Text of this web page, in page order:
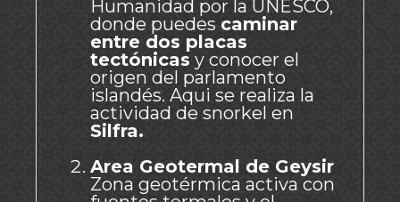
Humanidad por la UNESCO,
donde puedes caminar
entre dos placas
tectónicas y conocer el
origen del parlamento
islandés. Aqui se realiza la
actividad de snorkel en
Silfra.
Area Geotermal de Geysir
Zona geotérmica activa con